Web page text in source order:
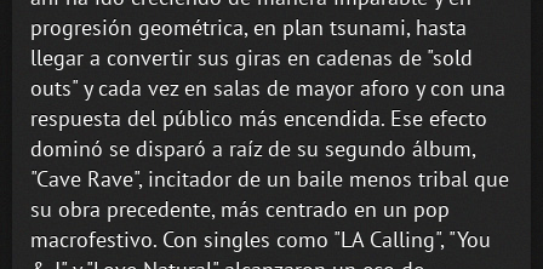
progresión geométrica, en plan tsunami, hasta
llegar a convertir sus giras en cadenas de "sold
outs" y cada vez en salas de mayor aforo y con una
respuesta del público más encendida. Ese efecto
dominó se disparó a raíz de su segundo álbum,
"Cave Rave", incitador de un baile menos tribal que
su obra precedente, más centrado en un pop
macrofestivo. Con singles como "LA Calling", "You